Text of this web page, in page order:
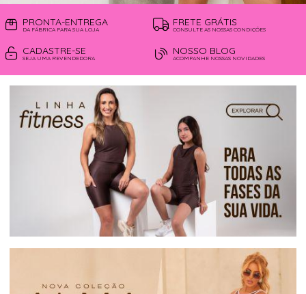
PRONTA-ENTREGA
DA FÁBRICA PARA SUA LOJA
FRETE GRÁTIS
CONSULTE AS NOSSAS CONDIÇÕES
CADASTRE-SE
SEJA UMA REVENDEDORA
NOSSO BLOG
ACOMPANHE NOSSAS NOVIDADES